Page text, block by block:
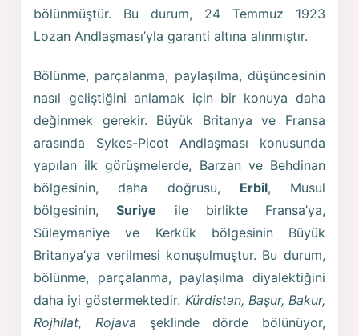
bölünmüştür. Bu durum, 24 Temmuz 1923
Lozan Andlaşması’yla garanti altına alınmıştır.
Bölünme, parçalanma, paylaşılma, düşüncesinin
nasıl geliştiğini anlamak için bir konuya daha
değinmek gerekir. Büyük Britanya ve Fransa
arasında Sykes-Picot Andlaşması konusunda
yapılan ilk görüşmelerde, Barzan ve Behdinan
bölgesinin, daha doğrusu, Erbil, Musul
bölgesinin,Suriye ile birlikte Fransa’ya,
Süleymaniye ve Kerkük bölgesinin Büyük
Britanya’ya verilmesi konuşulmuştur. Bu durum,
bölünme, parçalanma, paylaşılma diyalektiğini
daha iyi göstermektedir. Kürdistan, Başur, Bakur,
Rojhilat, Rojava şeklinde dörde bölünüyor,